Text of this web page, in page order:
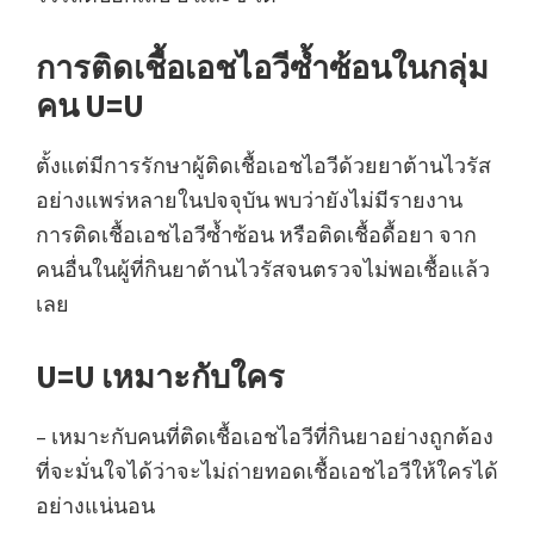
การติดเชื้อเอชไอวีซ้ำซ้อนในกลุ่ม
คน U=U
ตั้งแต่มีการรักษาผู้ติดเชื้อเอชไอวีด้วยยาต้านไวรัส
อย่างแพร่หลายในปจจุบัน พบว่ายังไม่มีรายงาน
การติดเชื้อเอชไอวีซ้ำซ้อน หรือติดเชื้อดื้อยา จาก
คนอื่นในผู้ที่กินยาต้านไวรัสจนตรวจไม่พอเชื้อแล้ว
เลย
U=U เหมาะกับใคร
– เหมาะกับคนที่ติดเชื้อเอชไอวีที่กินยาอย่างถูกต้อง
ที่จะมั่นใจได้ว่าจะไม่ถ่ายทอดเชื้อเอชไอวีให้ใครได้
อย่างแน่นอน